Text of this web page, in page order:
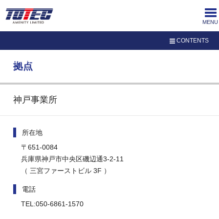
MENU
CONTENTS
企業情報
拠点
神戸事業所
所在地
〒651-0084
兵庫県神戸市中央区磯辺通3-2-11
（ 三宮ファーストビル 3F ）
電話
TEL:050-6861-1570